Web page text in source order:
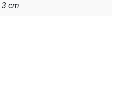
3 cm